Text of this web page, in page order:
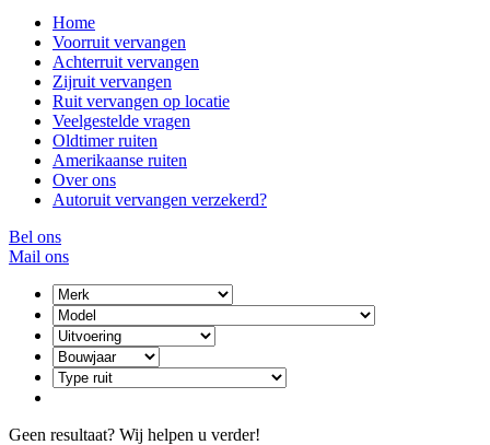
Home
Voorruit vervangen
Achterruit vervangen
Zijruit vervangen
Ruit vervangen op locatie
Veelgestelde vragen
Oldtimer ruiten
Amerikaanse ruiten
Over ons
Autoruit vervangen verzekerd?
Bel ons
Mail ons
Geen resultaat? Wij helpen u verder!